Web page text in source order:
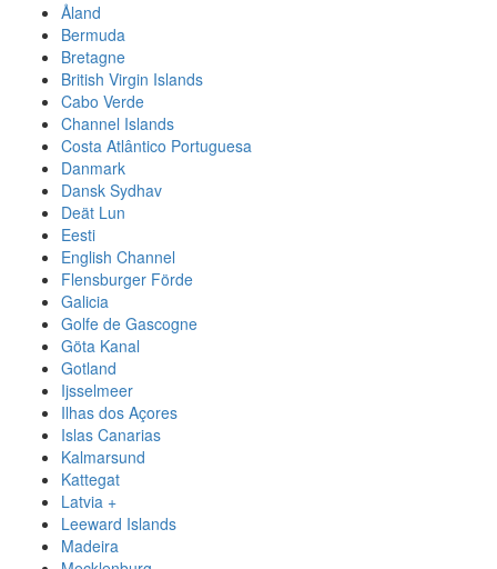
Åland
Bermuda
Bretagne
British Virgin Islands
Cabo Verde
Channel Islands
Costa Atlântico Portuguesa
Danmark
Dansk Sydhav
Deät Lun
Eesti
English Channel
Flensburger Förde
Galicia
Golfe de Gascogne
Göta Kanal
Gotland
Ijsselmeer
Ilhas dos Açores
Islas Canarias
Kalmarsund
Kattegat
Latvia +
Leeward Islands
Madeira